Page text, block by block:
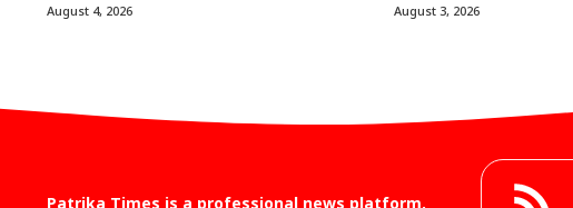
August 4, 2026 August 3, 2026